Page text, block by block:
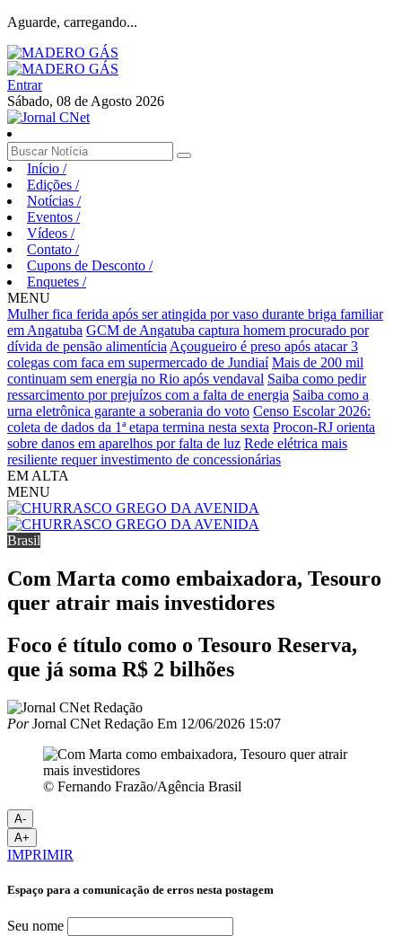
Aguarde, carregando...
Entrar
Sábado, 08 de Agosto 2026
Início /
Edições /
Notícias /
Eventos /
Vídeos /
Contato /
Cupons de Desconto /
Enquetes /
MENU
Mulher fica ferida após ser atingida por vaso durante briga familiar
em Angatuba GCM de Angatuba captura homem procurado por
dívida de pensão alimentícia Açougueiro é preso após atacar 3
colegas com faca em supermercado de Jundiaí Mais de 200 mil
continuam sem energia no Rio após vendaval Saiba como pedir
ressarcimento por prejuízos com a falta de energia Saiba como a
urna eletrônica garante a soberania do voto Censo Escolar 2026:
coleta de dados da 1ª etapa termina nesta sexta Procon-RJ orienta
sobre danos em aparelhos por falta de luz Rede elétrica mais
resiliente requer investimento de concessionárias
EM ALTA
MENU
Brasil
Com Marta como embaixadora, Tesouro
quer atrair mais investidores
Foco é título como o Tesouro Reserva,
que já soma R$ 2 bilhões
PorJornal CNet Redação Em 12/06/2026 15:07
© Fernando Frazão/Agência Brasil
A-
A+
IMPRIMIR
Espaço para a comunicação de erros nesta postagem
Seu nome